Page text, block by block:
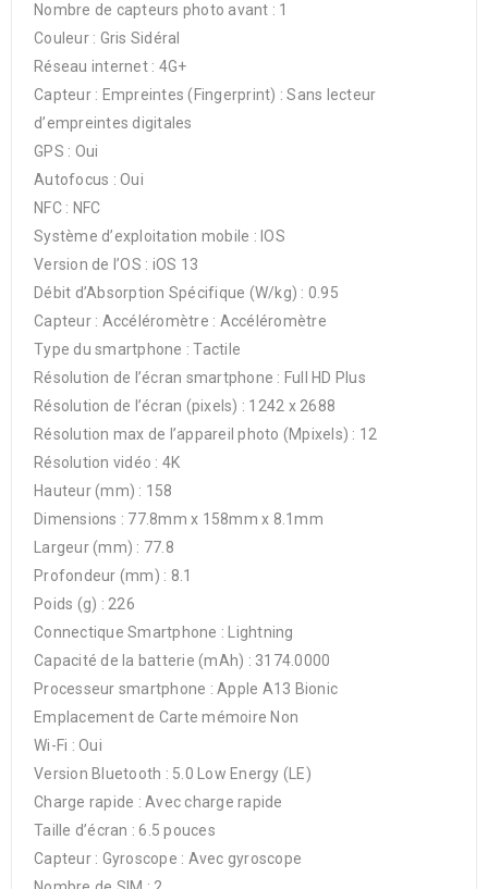
Nombre de capteurs photo avant : 1
Couleur : Gris Sidéral
Réseau internet : 4G+
Capteur : Empreintes (Fingerprint) : Sans lecteur
d’empreintes digitales
GPS : Oui
Autofocus : Oui
NFC : NFC
Système d’exploitation mobile : IOS
Version de l’OS : iOS 13
Débit d’Absorption Spécifique (W/kg) : 0.95
Capteur : Accéléromètre : Accéléromètre
Type du smartphone : Tactile
Résolution de l’écran smartphone : Full HD Plus
Résolution de l’écran (pixels) : 1242 x 2688
Résolution max de l’appareil photo (Mpixels) : 12
Résolution vidéo : 4K
Hauteur (mm) : 158
Dimensions : 77.8mm x 158mm x 8.1mm
Largeur (mm) : 77.8
Profondeur (mm) : 8.1
Poids (g) : 226
Connectique Smartphone : Lightning
Capacité de la batterie (mAh) : 3174.0000
Processeur smartphone : Apple A13 Bionic
Emplacement de Carte mémoire Non
Wi-Fi : Oui
Version Bluetooth : 5.0 Low Energy (LE)
Charge rapide : Avec charge rapide
Taille d’écran : 6.5 pouces
Capteur : Gyroscope : Avec gyroscope